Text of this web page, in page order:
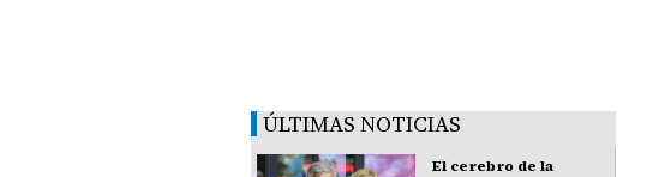
ÚLTIMAS NOTICIAS
El cerebro de la